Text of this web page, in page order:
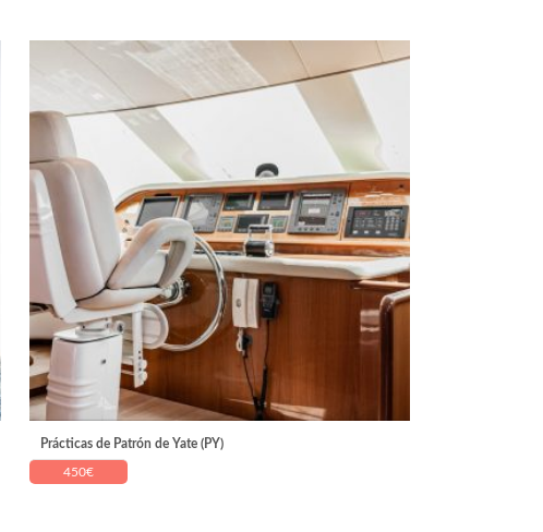
Prácticas de Patrón de Yate (PY)
450€